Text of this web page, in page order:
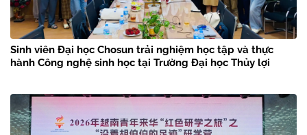
Sinh viên Đại học Chosun trải nghiệm học tập và thực
hành Công nghệ sinh học tại Trường Đại học Thủy lợi